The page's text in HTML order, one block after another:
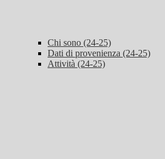
Chi sono (24-25)
Dati di provenienza (24-25)
Attività (24-25)